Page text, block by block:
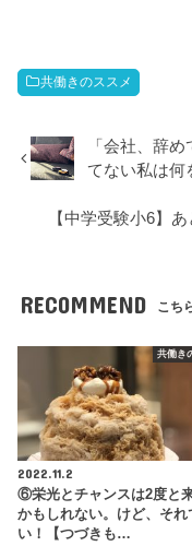
共働きのススメ
「会社、辞
てない私は何
【中学受験小6】
RECOMMEND こち
共働き
2022.11.2
⑥栄光とチャンスは2度と
かもしれない。けど、それ
い！【つづきも…